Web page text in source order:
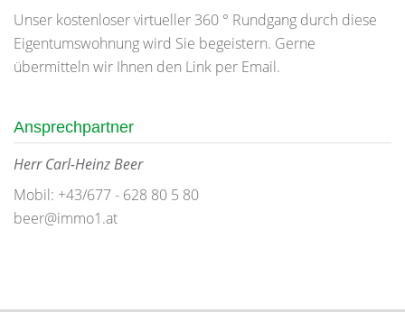
Unser kostenloser virtueller 360 ° Rundgang durch diese
Eigentumswohnung wird Sie begeistern. Gerne
übermitteln wir Ihnen den Link per Email.
Ansprechpartner
Herr Carl-Heinz Beer
Mobil: +43/677 - 628 80 5 80
beer@immo1.at